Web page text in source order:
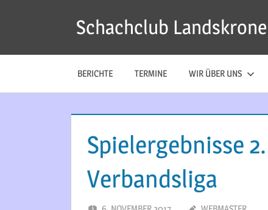
Schachclub Landskrone
BERICHTE TERMINE WIR ÜBER UNS
Spielergebnisse
Verbandsliga